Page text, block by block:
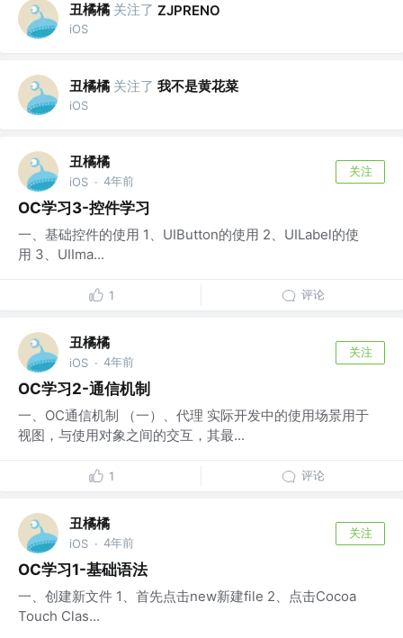
丑橘橘 关注了 ZJPRENO
iOS
丑橘橘 关注了 我不是黄花菜
iOS
丑橘橘
iOS · 4年前
关注
OC学习3-控件学习
一、基础控件的使用 1、UIButton的使用 2、UILabel的使
用 3、UIIma...
1 评论
丑橘橘
iOS · 4年前
关注
OC学习2-通信机制
一、OC通信机制 （一）、代理 实际开发中的使用场景用于
视图，与使用对象之间的交互，其最...
1 评论
丑橘橘
iOS · 4年前
关注
OC学习1-基础语法
一、创建新文件 1、首先点击new新建file 2、点击Cocoa
Touch Clas...